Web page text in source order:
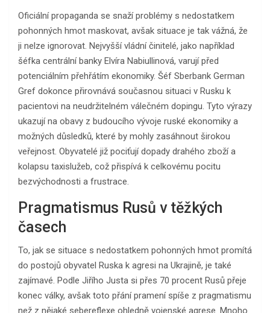
Oficiální propaganda se snaží problémy s nedostatkem
pohonných hmot maskovat, avšak situace je tak vážná, že
ji nelze ignorovat. Nejvyšší vládní činitelé, jako například
šéfka centrální banky Elvíra Nabiullinová, varují před
potenciálním přehřátím ekonomiky. Šéf Sberbank German
Gref dokonce přirovnává současnou situaci v Rusku k
pacientovi na neudržitelném válečném dopingu. Tyto výrazy
ukazují na obavy z budoucího vývoje ruské ekonomiky a
možných důsledků, které by mohly zasáhnout širokou
veřejnost. Obyvatelé již pociťují dopady drahého zboží a
kolapsu taxislužeb, což přispívá k celkovému pocitu
bezvýchodnosti a frustrace.
Pragmatismus Rusů v těžkých
časech
To, jak se situace s nedostatkem pohonných hmot promítá
do postojů obyvatel Ruska k agresi na Ukrajině, je také
zajímavé. Podle Jiřího Justa si přes 70 procent Rusů přeje
konec války, avšak toto přání pramení spíše z pragmatismu
než z nějaké sebereflexe ohledně vojenské agrese. Mnoho